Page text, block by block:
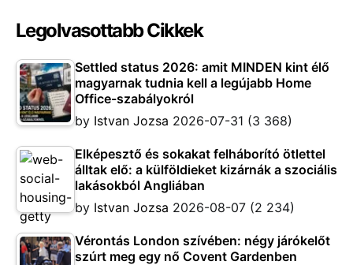
Legolvasottabb Cikkek
Settled status 2026: amit MINDEN kint élő
magyarnak tudnia kell a legújabb Home
Office-szabályokról
by Istvan Jozsa 2026-07-31 (3 368)
Elképesztő és sokakat felháborító ötlettel
álltak elő: a külföldieket kizárnák a szociális
lakásokból Angliában
by Istvan Jozsa 2026-08-07 (2 234)
Vérontás London szívében: négy járókelőt
szúrt meg egy nő Covent Gardenben